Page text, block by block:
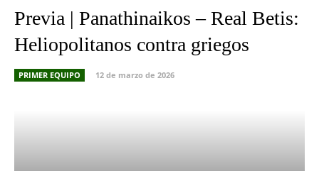
Previa | Panathinaikos – Real Betis:
Heliopolitanos contra griegos
PRIMER EQUIPO 12 de marzo de 2026